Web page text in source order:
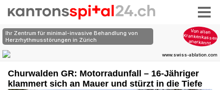
Churwalden GR: Motorradunfall – 16-Jähriger
klammert sich an Mauer und stürzt in die Tiefe